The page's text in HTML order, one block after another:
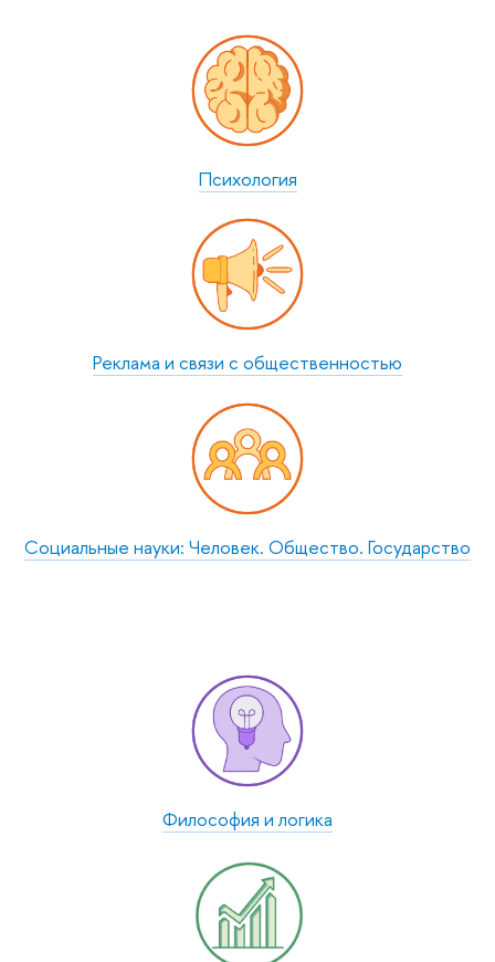
Психология
Реклама и связи с общест­венностью
Социальные науки: Человек. Общество. Государство
Философия и логика